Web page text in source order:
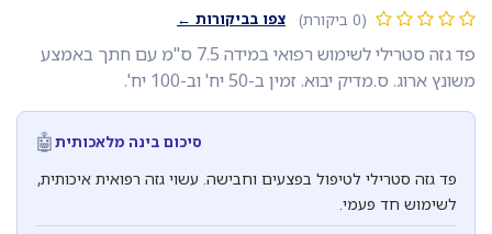
(0 ביקורת) צפו בביקורות ←
פד גזה סטרילי לשימוש רפואי במידה 7.5 ס"מ עם חתך באמצע
משונץ ארוג. ס.מדיק יבוא. זמין ב-50 יח' וב-100 יח'.
סיכום בינה מלאכותית🤖
פד גזה סטרילי לטיפול בפצעים וחבישה. עשוי גזה רפואית איכותית,
לשימוש חד פעמי.